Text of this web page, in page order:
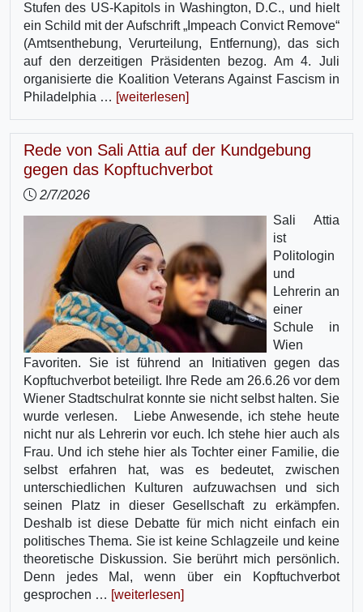
Stufen des US-Kapitols in Washington, D.C., und hielt
ein Schild mit der Aufschrift „Impeach Convict Remove“
(Amtsenthebung, Verurteilung, Entfernung), das sich
auf den derzeitigen Präsidenten bezog. Am 4. Juli
organisierte die Koalition Veterans Against Fascism in
Philadelphia … [weiterlesen]
Rede von Sali Attia auf der Kundgebung
gegen das Kopftuchverbot
2/7/2026
Sali Attia
ist
Politologin
und
Lehrerin an
einer
Schule in
Wien
Favoriten. Sie ist führend an Initiativen gegen das
Kopftuchverbot beteiligt. Ihre Rede am 26.6.26 vor dem
Wiener Stadtschulrat konnte sie nicht selbst halten. Sie
wurde verlesen. Liebe Anwesende, ich stehe heute
nicht nur als Lehrerin vor euch. Ich stehe hier auch als
Frau. Und ich stehe hier als Tochter einer Familie, die
selbst erfahren hat, was es bedeutet, zwischen
unterschiedlichen Kulturen aufzuwachsen und sich
seinen Platz in dieser Gesellschaft zu erkämpfen.
Deshalb ist diese Debatte für mich nicht einfach ein
politisches Thema. Sie ist keine Schlagzeile und keine
theoretische Diskussion. Sie berührt mich persönlich.
Denn jedes Mal, wenn über ein Kopftuchverbot
gesprochen … [weiterlesen]